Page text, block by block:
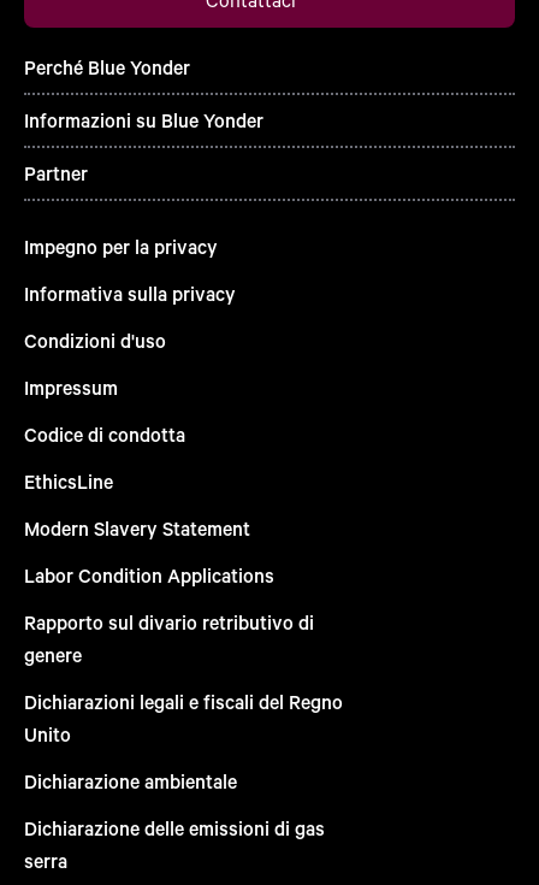
Perché Blue Yonder
Informazioni su Blue Yonder
Partner
Impegno per la privacy
Informativa sulla privacy
Condizioni d'uso
Impressum
Codice di condotta
EthicsLine
Modern Slavery Statement
Labor Condition Applications
Rapporto sul divario retributivo di
genere
Dichiarazioni legali e fiscali del Regno
Unito
Dichiarazione ambientale
Dichiarazione delle emissioni di gas
serra